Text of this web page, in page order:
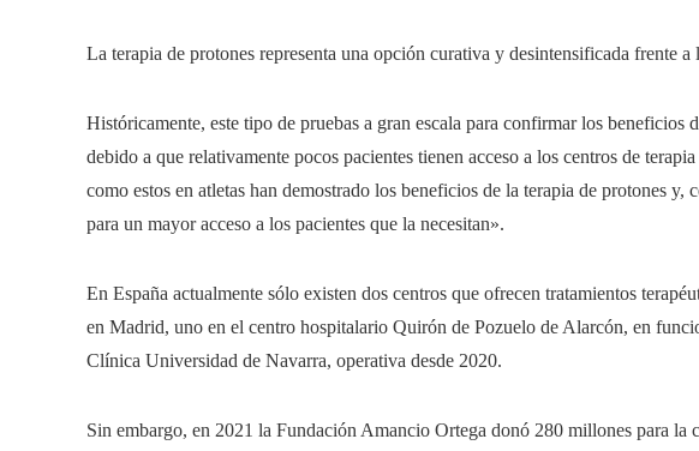
La terapia de protones representa una opción curativa y desintensificada frente
Históricamente, este tipo de pruebas a gran escala para confirmar los beneficios
debido a que relativamente pocos pacientes tienen acceso a los centros de
como estos en atletas han demostrado los beneficios de la terapia de protones y,
para un mayor acceso a los pacientes que la necesitan».
En España actualmente sólo existen dos centros que ofrecen tratamientos
en Madrid, uno en el centro hospitalario Quirón de Pozuelo de Alarcón, en
Clínica Universidad de Navarra, operativa desde 2020.
Sin embargo, en 2021 la Fundación Amancio Ortega donó 280 millones para la